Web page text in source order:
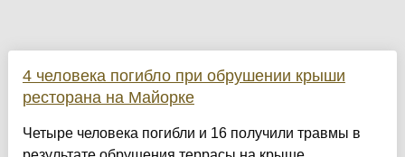
4 человека погибло при обрушении крыши
ресторана на Майорке
Четыре человека погибли и 16 получили травмы в